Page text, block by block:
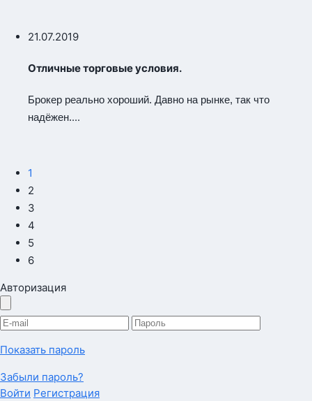
21.07.2019
Отличные торговые условия.
Брокер реально хороший. Давно на рынке, так что
надёжен....
1
2
3
4
5
6
Авторизация
Показать пароль
Забыли пароль?
Войти Регистрация